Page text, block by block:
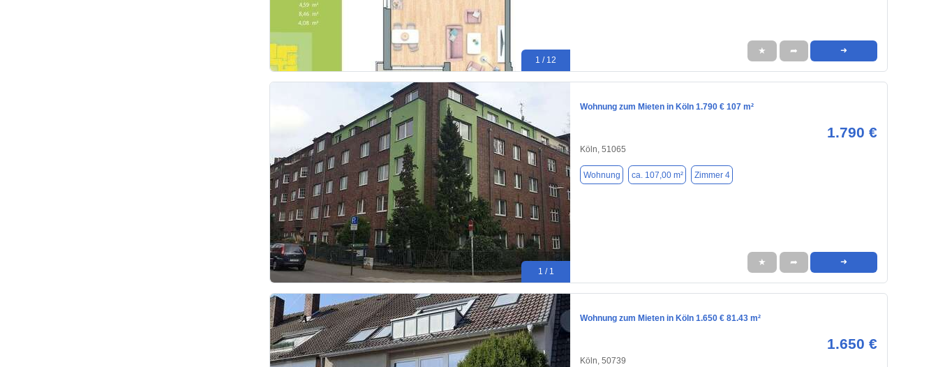
1 / 12
★ ➦ ➜
1 / 1
Wohnung zum Mieten in Köln 1.790 € 107 m²
1.790 €
Köln, 51065
Wohnung ca. 107,00 m² Zimmer 4
★ ➦ ➜
Wohnung zum Mieten in Köln 1.650 € 81.43 m²
1.650 €
Köln, 50739